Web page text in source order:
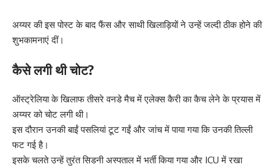
अय्यर की इस पोस्ट के बाद फैंस और साथी खिलाड़ियों ने उन्हें जल्दी ठीक होने की
शुभकामनाएं दीं।
कैसे लगी थी चोट?
ऑस्ट्रेलिया के खिलाफ तीसरे वनडे मैच में एलेक्स कैरी का कैच लेने के प्रयास में
अय्यर को चोट लगी थी।
इस दौरान उनकी बाईं पसलियां टूट गईं और जांच में पाया गया कि उनकी तिल्ली
फट गई है।
इसके चलते उन्हें तुरंत सिडनी अस्पताल में भर्ती किया गया और ICU में रखा